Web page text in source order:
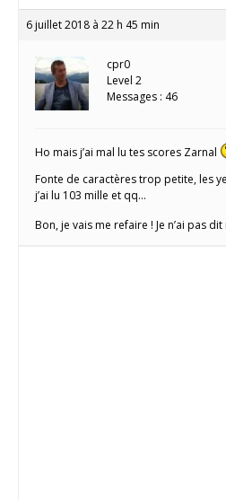
6 juillet 2018 à 22 h 45 min
cpr0
Level 2
Messages : 46
Ho mais j’ai mal lu tes scores Zarnal
Fonte de caractères trop petite, les
j’ai lu 103 mille et qq…
Bon, je vais me refaire ! Je n’ai pas